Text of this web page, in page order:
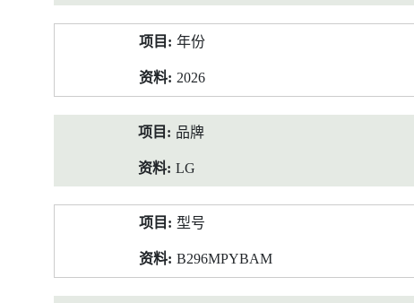
年份
2026
品牌
LG
型号
B296MPYBAM